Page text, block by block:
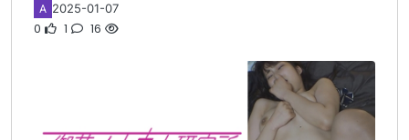
A 2025-01-07
0 1 16